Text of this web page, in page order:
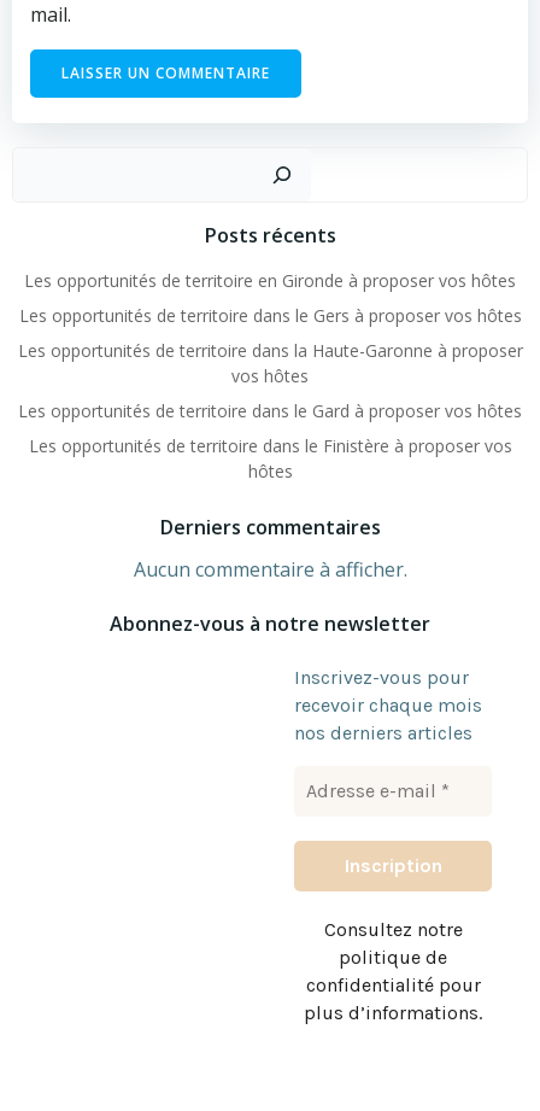
mail.
Rechercher
Posts récents
Les opportunités de territoire en Gironde à proposer vos hôtes
Les opportunités de territoire dans le Gers à proposer vos hôtes
Les opportunités de territoire dans la Haute-Garonne à proposer
vos hôtes
Les opportunités de territoire dans le Gard à proposer vos hôtes
Les opportunités de territoire dans le Finistère à proposer vos
hôtes
Derniers commentaires
Aucun commentaire à afficher.
Abonnez-vous à notre newsletter
Inscrivez-vous pour
recevoir chaque mois
nos derniers articles
Consultez notre
politique de
confidentialité pour
plus d’informations.